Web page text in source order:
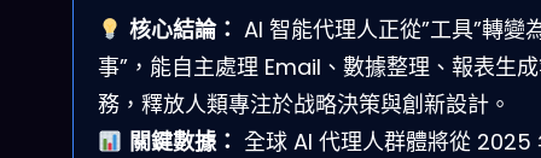
核心結論： AI 智能代理人正從”工具”轉變
事”，能自主處理 Email、數據整理、報表生
務，釋放人類專注於战略決策與創新設計。
關鍵數據： 全球 AI 代理人群體將從 2025